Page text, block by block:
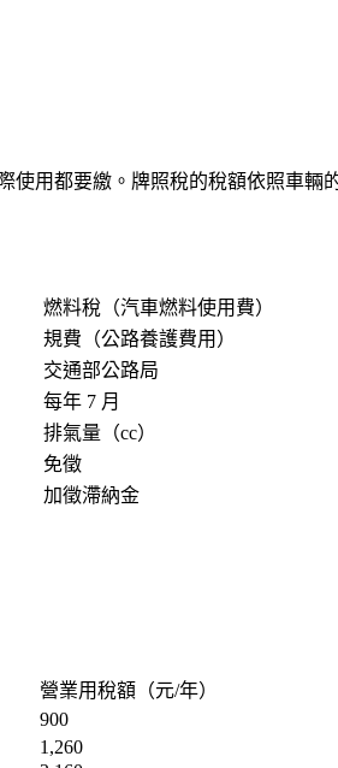
用都要繳。牌照稅的稅額依照車輛
燃料稅（汽車燃料使用費）
規費（公路養護費用）
交通部公路局
每年 7 月
排氣量（cc）
免徵
加徵滯納金
營業用稅額（元/年）
900
1,260